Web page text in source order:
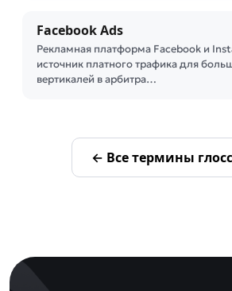
Facebook Ads
Рекламная платформа Facebook и
источник платного трафика для
вертикалей в арбитра…
← Все термины